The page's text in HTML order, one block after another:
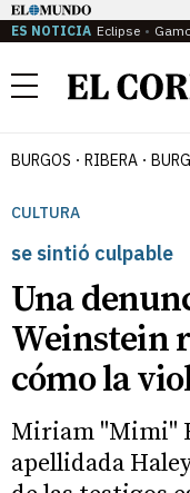
ES NOTICIA Eclipse
Menú
BURGOS RIBERA
CULTURA
se sintió culpable
Una
Weinstein
cómo la
Miriam "Mimi"
apellidada